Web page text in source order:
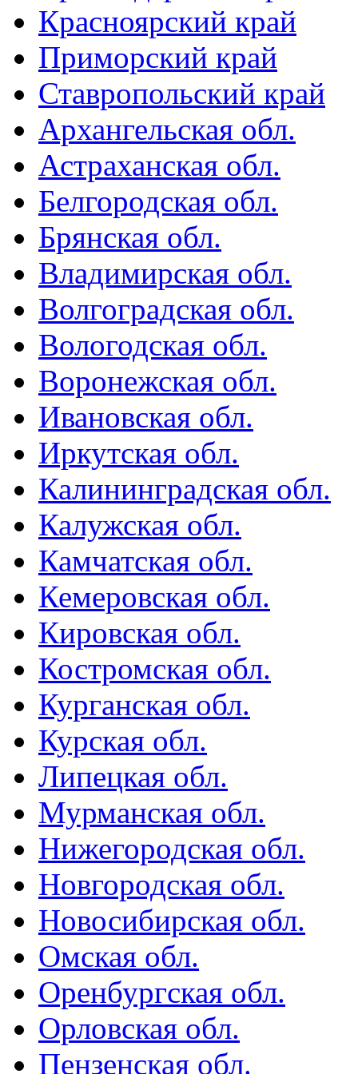
Красноярский край
Приморский край
Ставропольский край
Архангельская обл.
Астраханская обл.
Белгородская обл.
Брянская обл.
Владимирская обл.
Волгоградская обл.
Вологодская обл.
Воронежская обл.
Ивановская обл.
Иркутская обл.
Калининградская обл.
Калужская обл.
Камчатская обл.
Кемеровская обл.
Кировская обл.
Костромская обл.
Курганская обл.
Курская обл.
Липецкая обл.
Мурманская обл.
Нижегородская обл.
Новгородская обл.
Новосибирская обл.
Омская обл.
Оренбургская обл.
Орловская обл.
Пензенская обл.